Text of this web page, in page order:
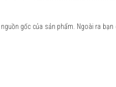
gốc của sản phẩm. Ngoài ra